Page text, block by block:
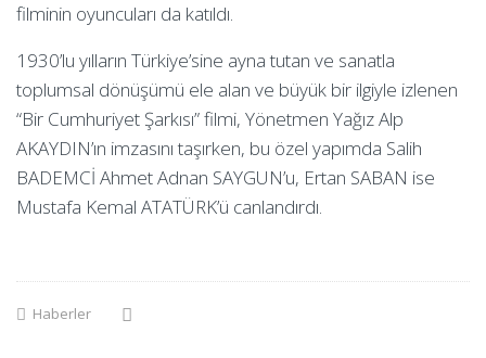
filminin oyuncuları da katıldı.
1930’lu yılların Türkiye’sine ayna tutan ve sanatla
toplumsal dönüşümü ele alan ve büyük bir ilgiyle izlenen
“Bir Cumhuriyet Şarkısı” filmi, Yönetmen Yağız Alp
AKAYDIN’ın imzasını taşırken, bu özel yapımda Salih
BADEMCİ Ahmet Adnan SAYGUN’u, Ertan SABAN ise
Mustafa Kemal ATATÜRK’ü canlandırdı.
Haberler